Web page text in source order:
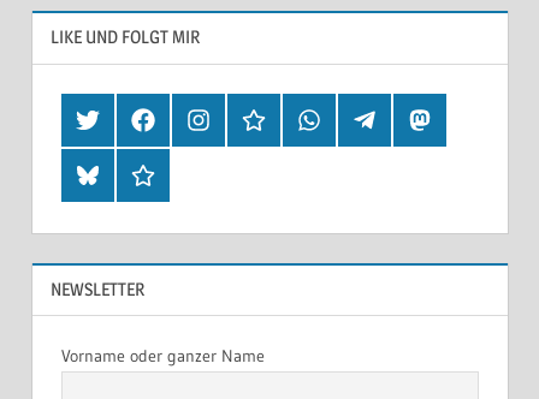
LIKE UND FOLGT MIR
TwitterFacebookInstagramHearthisWhatsappTelegramMastodon
BlueskyThreads
NEWSLETTER
Vorname oder ganzer Name